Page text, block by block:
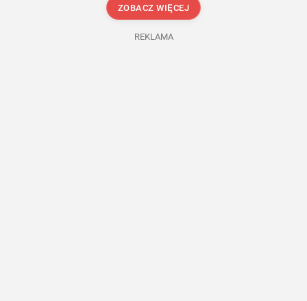
ZOBACZ WIĘCEJ
REKLAMA